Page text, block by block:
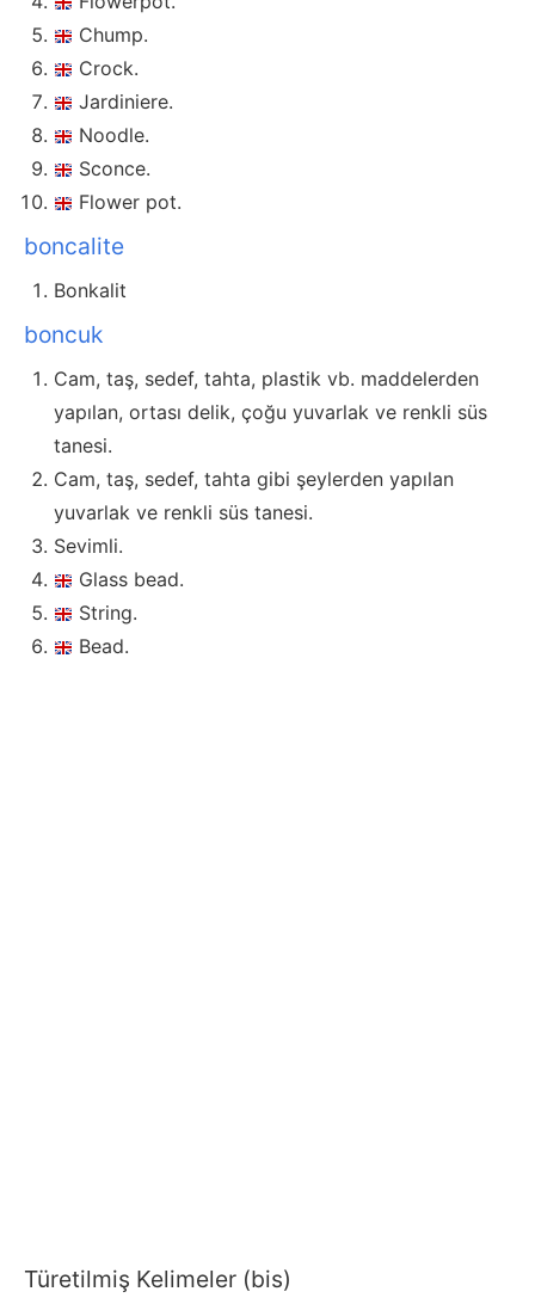
Chump.
Crock.
Jardiniere.
Noodle.
Sconce.
Flower pot.
boncalite
Bonkalit
boncuk
Cam, taş, sedef, tahta, plastik vb. maddelerden
yapılan, ortası delik, çoğu yuvarlak ve renkli süs
tanesi.
Cam, taş, sedef, tahta gibi şeylerden yapılan
yuvarlak ve renkli süs tanesi.
Sevimli.
Glass bead.
String.
Bead.
Türetilmiş Kelimeler (bis)